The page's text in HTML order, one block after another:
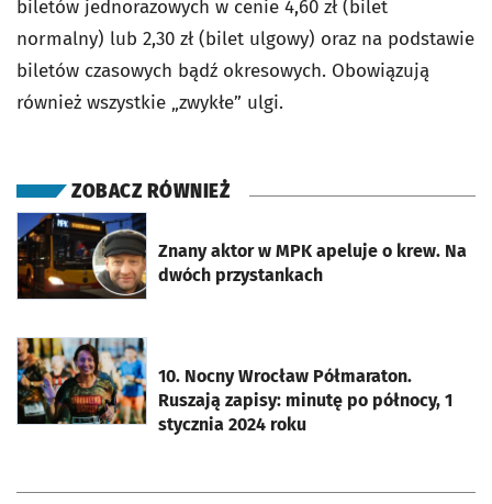
biletów jednorazowych w cenie 4,60 zł (bilet
normalny) lub 2,30 zł (bilet ulgowy) oraz na podstawie
biletów czasowych bądź okresowych. Obowiązują
również wszystkie „zwykłe” ulgi.
ZOBACZ RÓWNIEŻ
Znany aktor w MPK apeluje o krew. Na
dwóch przystankach
otworzy się w nowej karcie
10. Nocny Wrocław Półmaraton.
Ruszają zapisy: minutę po północy, 1
stycznia 2024 roku
otworzy się w nowej karcie